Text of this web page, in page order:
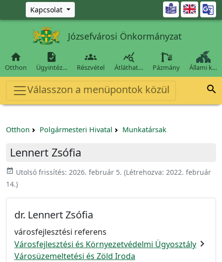
Ugrás a fő tartalomra
Kapcsolat 
Józsefvárosi Önkormányzat

Otthon

Ügyintéz…

Részvétel

Átláthat… Pázmány Állami k…
Válasszon a menüpontok közül 
Otthon Polgármesteri Hivatal Munkatársak
Lennert Zsófia
event_available Utolsó frissítés: 2026. február 5. (Létrehozva: 2022. február
14.)
dr. Lennert Zsófia
városfejlesztési referens
Városfejlesztési és Környezetvédelmi Ügyosztály chevron_right
Városüzemeltetési és Zöld Iroda